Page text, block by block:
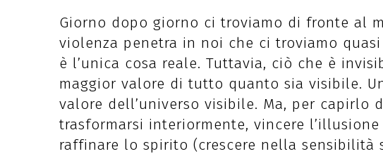
Giorno dopo giorno ci troviamo di fronte al
violenza penetra in noi che ci troviamo
è l’unica cosa reale. Tuttavia, ciò che è
maggior valore di tutto quanto sia visibile.
valore dell’universo visibile. Ma, per capirlo
trasformarsi interiormente, vincere
raffinare lo spirito (crescere nella sensibilità